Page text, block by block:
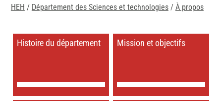
HEH / Département des Sciences et technologies/ À propos
Histoire du département Mission et objectifs